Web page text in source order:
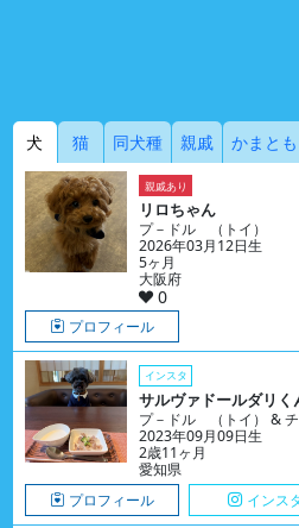
犬 猫 同犬種 親戚 かまとも
親戚あり
リロちゃん
プ－ドル （トイ）
2026年03月12日生
5ヶ月
大阪府
0
プロフィール
インスタ
サルヴァドールダリく
プ－ドル （トイ） &
2023年09月09日生
2歳11ヶ月
愛知県
プロフィール インス